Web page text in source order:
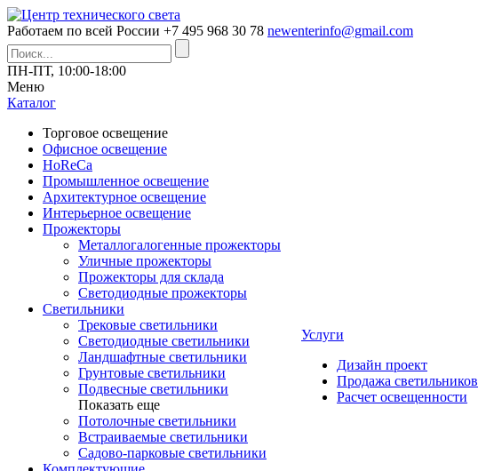
Работаем по всей России +7 495 968 30 78 newenterinfo@gmail.com
ПН-ПТ, 10:00-18:00
Меню
Каталог
Торговое освещение
Офисное освещение
HoReCa
Промышленное освещение
Архитектурное освещение
Интерьерное освещение
Прожекторы
Металлогалогенные прожекторы
Уличные прожекторы
Прожекторы для склада
Светодиодные прожекторы
Светильники
Трековые светильники
Светодиодные светильники
Ландшафтные светильники
Грунтовые светильники
Подвесные светильники
Показать еще
Потолочные светильники
Встраиваемые светильники
Садово-парковые светильники
Услуги
Дизайн проект
Продажа светильников
Расчет освещенности